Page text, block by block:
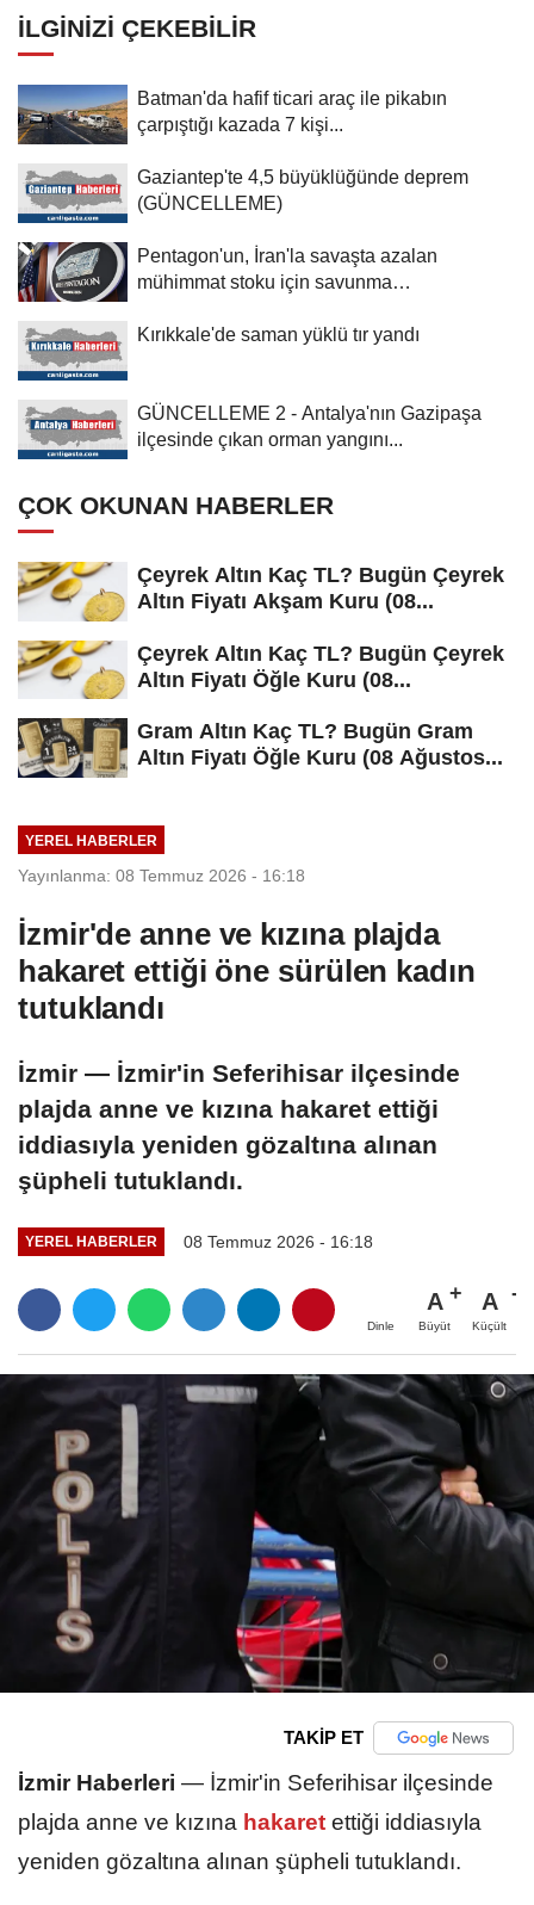
İLGINIZI ÇEKEBILIR
Batman'da hafif ticari araç ile pikabın
çarpıştığı kazada 7 kişi...
Gaziantep'te 4,5 büyüklüğünde deprem
(GÜNCELLEME)
Pentagon'un, İran'la savaşta azalan
mühimmat stoku için savunma
Kırıkkale'de saman yüklü tır yandı
GÜNCELLEME 2 - Antalya'nın Gazipaşa
ilçesinde çıkan orman yangını...
ÇOK OKUNAN HABERLER
Çeyrek Altın Kaç TL? Bugün Çeyrek
Altın Fiyatı Akşam Kuru (08...
Çeyrek Altın Kaç TL? Bugün Çeyrek
Altın Fiyatı Öğle Kuru (08...
Gram Altın Kaç TL? Bugün Gram
Altın Fiyatı Öğle Kuru (08 Ağustos...
YEREL HABERLER
Yayınlanma: 08 Temmuz 2026 - 16:18
İzmir'de anne ve kızına plajda
hakaret ettiği öne sürülen kadın
tutuklandı
İzmir — İzmir'in Seferihisar ilçesinde
plajda anne ve kızına hakaret ettiği
iddiasıyla yeniden gözaltına alınan
şüpheli tutuklandı.
YEREL HABERLER 08 Temmuz 2026 - 16:18
Dinle
A
Büyüt
A
Küçült
TAKİP ET
İzmir Haberleri — İzmir'in Seferihisar ilçesinde
plajda anne ve kızına hakaret ettiği iddiasıyla
yeniden gözaltına alınan şüpheli tutuklandı.